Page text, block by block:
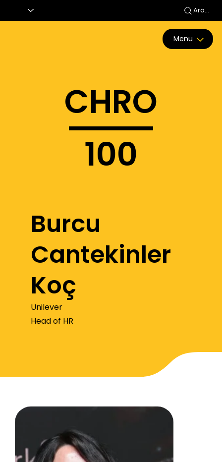
Menu
Ara...
Burcu
Cantekinler
Koç
Unilever
Head of HR
CHRO
100